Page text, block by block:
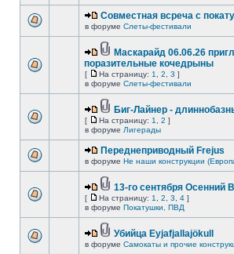
Совместная всреча с
в форуме Слеты-фестивали
Маскарайд 06.06.26
поразительные кочедрыны
[ На страницу: 1 2 3 ]
в форуме Слеты-фестивали
Биг-Лайнер -
[ На страницу: 1 2 ]
в форуме Лигерады
Переднеприводный Frejus
в форуме Не наши конструкции
13-го сентября Осенний
[ На страницу: 1 2 3 4 ]
в форуме Покатушки, ПВД
Убийца Eyjafjallajökull
в форуме Самокаты и прочие